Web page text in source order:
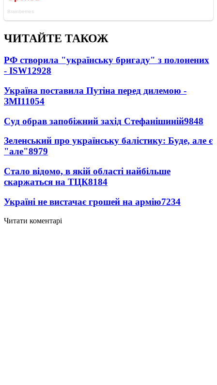
ЧИТАЙТЕ ТАКОЖ
РФ створила "українську бригаду" з полонених
- ISW12928
Україна поставила Путіна перед дилемою -
ЗМІ11054
Суд обрав запобіжний захід Стефанішиній9848
Зеленський про українську балістику: Буде, але є
"але"8979
Стало відомо, в якій області найбільше
скаржаться на ТЦК8184
Україні не вистачає грошей на армію7234
Читати коментарі